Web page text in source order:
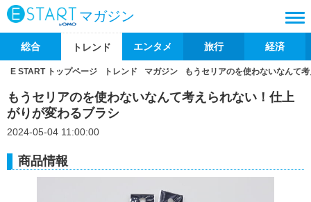
マガジン
総合 トレンド エンタメ 旅行 経済
E START トップページ トレンド マガジン もうセリアのを使わないなんて
もうセリアのを使わないなんて考えられない！仕上
がりが変わるブラシ
2024-05-04 11:00:00
商品情報